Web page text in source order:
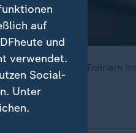
von Trainern im
auf
und
verwendet.
Social-
Unter